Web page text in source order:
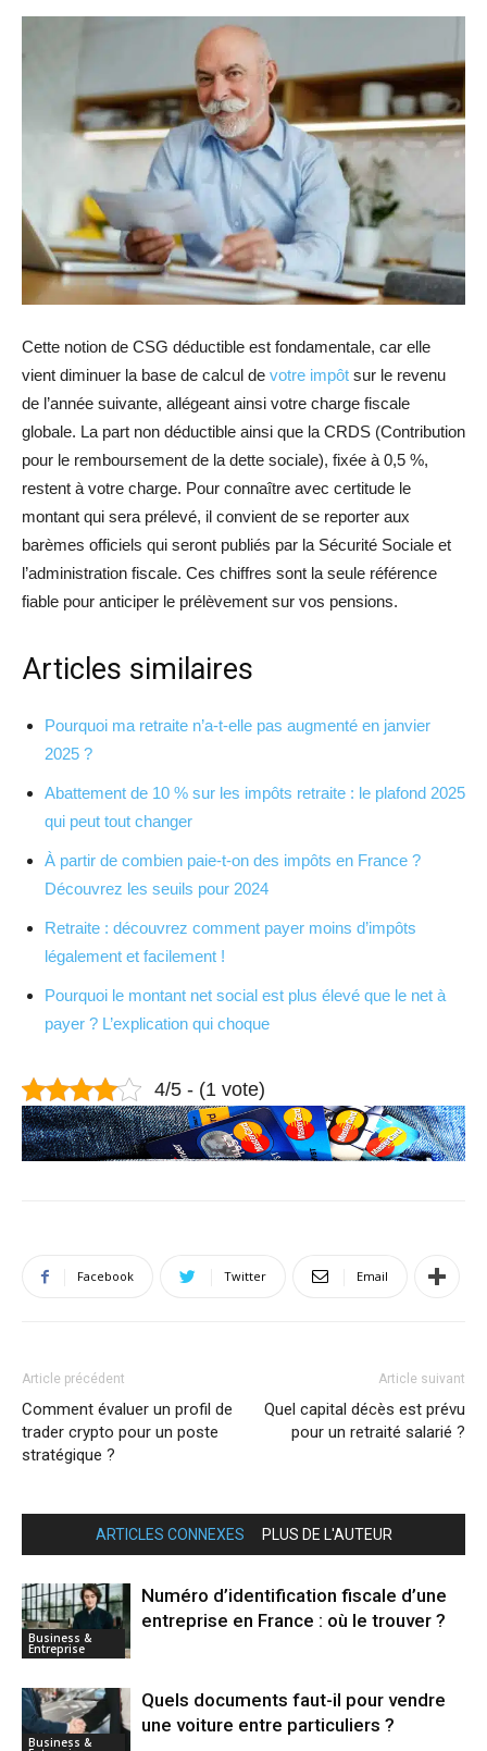
Cette notion de CSG déductible est fondamentale, car elle
vient diminuer la base de calcul de votre impôt sur le revenu
de l’année suivante, allégeant ainsi votre charge fiscale
globale. La part non déductible ainsi que la CRDS (Contribution
pour le remboursement de la dette sociale), fixée à 0,5 %,
restent à votre charge. Pour connaître avec certitude le
montant qui sera prélevé, il convient de se reporter aux
barèmes officiels qui seront publiés par la Sécurité Sociale et
l’administration fiscale. Ces chiffres sont la seule référence
fiable pour anticiper le prélèvement sur vos pensions.
Articles similaires
Pourquoi ma retraite n’a-t-elle pas augmenté en janvier
2025 ?
Abattement de 10 % sur les impôts retraite : le plafond 2025
qui peut tout changer
À partir de combien paie-t-on des impôts en France ?
Découvrez les seuils pour 2024
Retraite : découvrez comment payer moins d’impôts
légalement et facilement !
Pourquoi le montant net social est plus élevé que le net à
payer ? L’explication qui choque
4/5 - (1 vote)
Facebook Twitter Email
Article précédent
Comment évaluer un profil de
trader crypto pour un poste
stratégique ?
Article suivant
Quel capital décès est prévu
pour un retraité salarié ?
ARTICLES CONNEXES PLUS DE L'AUTEUR
Business &
Entreprise
Numéro d’identification fiscale d’une
entreprise en France : où le trouver ?
Business &
Quels documents faut-il pour vendre
une voiture entre particuliers ?